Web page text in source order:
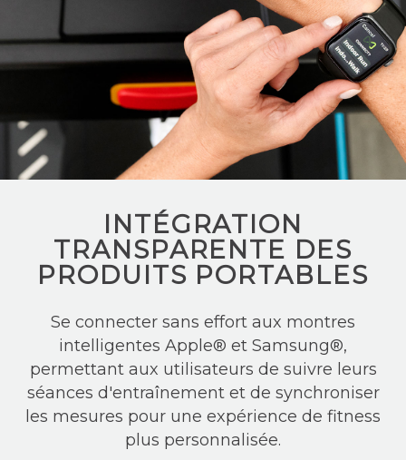
INTÉGRATION
TRANSPARENTE DES
PRODUITS PORTABLES
Se connecter sans effort aux montres
intelligentes Apple® et Samsung®,
permettant aux utilisateurs de suivre leurs
séances d'entraînement et de synchroniser
les mesures pour une expérience de fitness
plus personnalisée.